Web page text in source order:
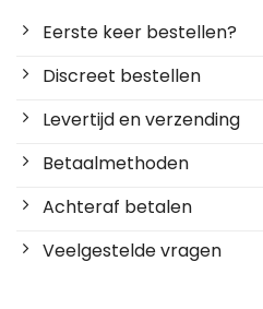
Eerste keer bestellen?
Discreet bestellen
Levertijd en verzending
Betaalmethoden
Achteraf betalen
Veelgestelde vragen